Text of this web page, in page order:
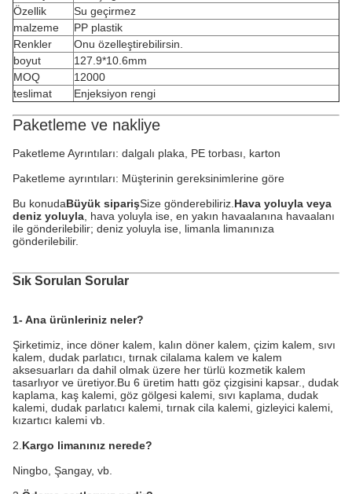
Özellik
Su geçirmez
malzeme
PP plastik
Renkler
Onu özelleştirebilirsin.
boyut
127.9*10.6mm
MOQ
12000
teslimat
Enjeksiyon rengi
Paketleme ve nakliye
Paketleme Ayrıntıları: dalgalı plaka, PE torbası, karton
Paketleme ayrıntıları: Müşterinin gereksinimlerine göre
Bu konudaBüyük siparişSize gönderebiliriz. Hava yoluyla veya
deniz yoluyla , hava yoluyla ise, en yakın havaalanına havaalanı
ile gönderilebilir; deniz yoluyla ise, limanla limanınıza
gönderilebilir.
Sık Sorulan Sorular
1- Ana ürünleriniz neler?
Şirketimiz, ince döner kalem, kalın döner kalem, çizim kalem, sıvı
kalem, dudak parlatıcı, tırnak cilalama kalem ve kalem
aksesuarları da dahil olmak üzere her türlü kozmetik kalem
tasarlıyor ve üretiyor.Bu 6 üretim hattı göz çizgisini kapsar., dudak
kaplama, kaş kalemi, göz gölgesi kalemi, sıvı kaplama, dudak
kalemi, dudak parlatıcı kalemi, tırnak cila kalemi, gizleyici kalemi,
kızartıcı kalemi vb.
2. Kargo limanınız nerede?
Ningbo, Şangay, vb.